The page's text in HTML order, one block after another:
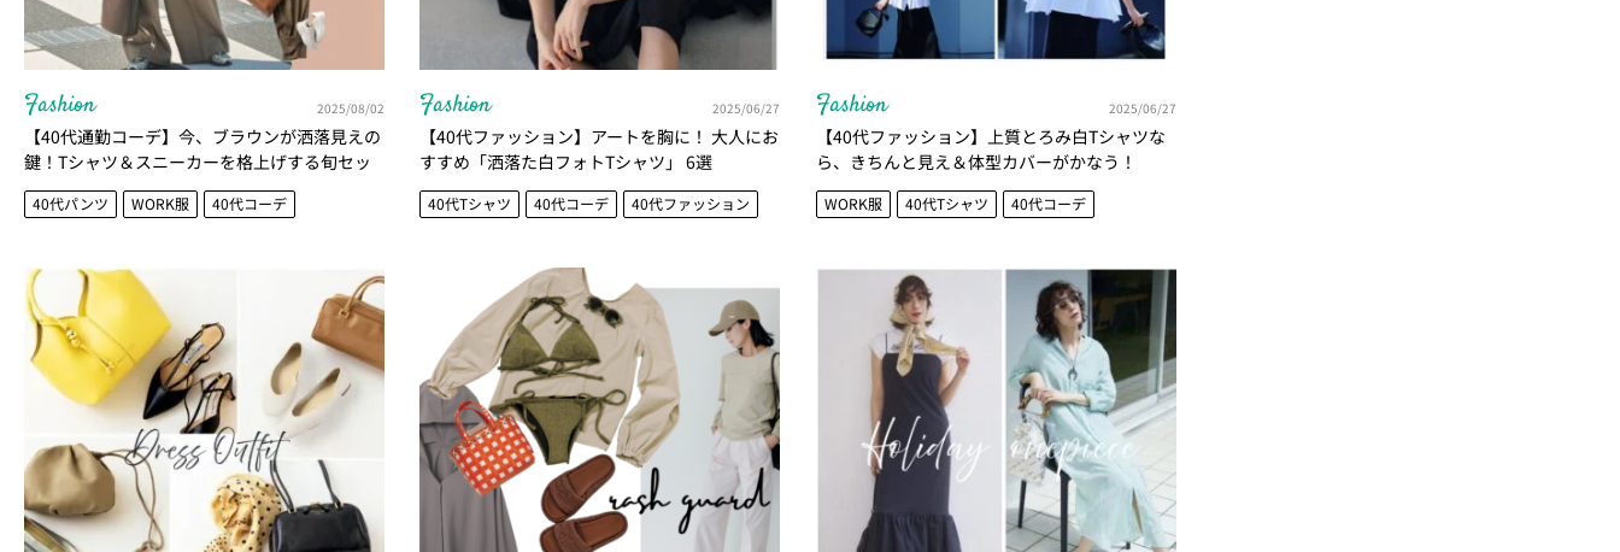
Fashion 2025/08/02
【40代通勤コーデ】今、ブラウンが洒落見えの
鍵！Tシャツ＆スニーカーを格上げする旬セッ
トアップ4選
40代パンツ WORK服 40代コーデ
Fashion 2025/06/27
【40代ファッション】アートを胸に！ 大人にお
すすめ「洒落た白フォトTシャツ」 6選
40代Tシャツ 40代コーデ 40代ファッション
Fashion 2025/06/27
【40代ファッション】上質とろみ白Tシャツな
ら、きちんと見え＆体型カバーがかなう！
WORK服 40代Tシャツ 40代コーデ